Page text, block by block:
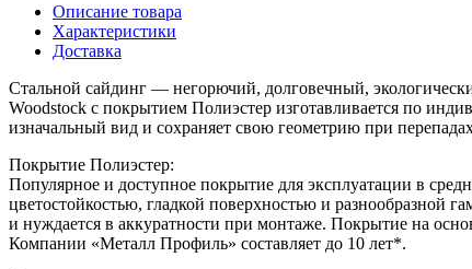
Описание товара
Характеристики
Доставка
Стальной сайдинг — негорючий, долговечный,
Woodstock с покрытием Полиэстер изготавливается по
изначальный вид и сохраняет свою геометрию при
Покрытие Полиэстер:
Популярное и доступное покрытие для эксплуатации в
цветостойкостью, гладкой поверхностью и разнообразной
и нуждается в аккуратности при монтаже. Покрытие на
Компании «Металл Профиль» составляет до 10 лет*.